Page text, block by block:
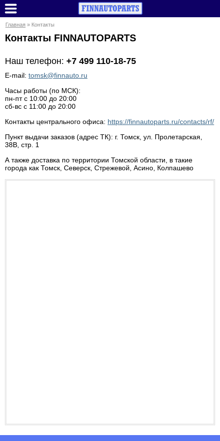
Главная » Контакты
Контакты FINNAUTOPARTS
Наш телефон: +7 499 110-18-75
E-mail: tomsk@finnauto.ru
Часы работы (по МСК):
пн-пт с 10:00 до 20:00
сб-вс с 11:00 до 20:00
Контакты центрального офиса: https://finnautoparts.ru/contacts/rf/
Пункт выдачи заказов (адрес ТК): г. Томск ул. Пролетарская,
38В, стр. 1
А также доставка по территории Томской области, в такие
города как Томск, Северск, Стрежевой, Асино, Колпашево